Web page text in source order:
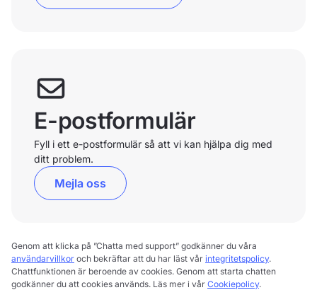
E-postformulär
Fyll i ett e-postformulär så att vi kan hjälpa dig med
ditt problem.
Mejla oss
Genom att klicka på ”Chatta med support” godkänner du våra
användarvillkor och bekräftar att du har läst vår integritetspolicy.
Chattfunktionen är beroende av cookies. Genom att starta chatten
godkänner du att cookies används. Läs mer i vår Cookiepolicy.